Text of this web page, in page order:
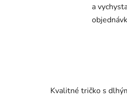
a
Kvalitné tričko s